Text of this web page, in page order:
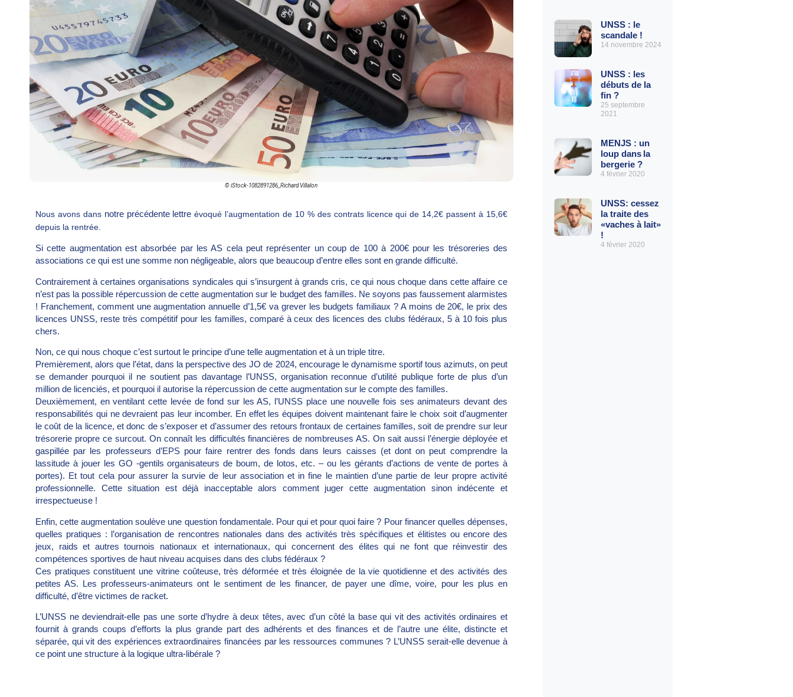
© iStock-1082891286_Richard Villalon
Nous avons dans notre précédente lettre évoqué l’augmentation de 10 % des contrats licence qui de 14,2€ passent à 15,6€
depuis la rentrée.
Si cette augmentation est absorbée par les AS cela peut représenter un coup de 100 à 200€ pour les trésoreries des
associations ce qui est une somme non négligeable, alors que beaucoup d’entre elles sont en grande difficulté.
Contrairement à certaines organisations syndicales qui s’insurgent à grands cris, ce qui nous choque dans cette affaire ce
n’est pas la possible répercussion de cette augmentation sur le budget des familles. Ne soyons pas faussement alarmistes
! Franchement, comment une augmentation annuelle d’1,5€ va grever les budgets familiaux ? A moins de 20€, le prix des
licences UNSS, reste très compétitif pour les familles, comparé à ceux des licences des clubs fédéraux, 5 à 10 fois plus
chers.
Non, ce qui nous choque c’est surtout le principe d’une telle augmentation et à un triple titre.
Premièrement, alors que l’état, dans la perspective des JO de 2024, encourage le dynamisme sportif tous azimuts, on peut
se demander pourquoi il ne soutient pas davantage l’UNSS, organisation reconnue d’utilité publique forte de plus d’un
million de licenciés, et pourquoi il autorise la répercussion de cette augmentation sur le compte des familles.
Deuxièmement, en ventilant cette levée de fond sur les AS, l’UNSS place une nouvelle fois ses animateurs devant des
responsabilités qui ne devraient pas leur incomber. En effet les équipes doivent maintenant faire le choix soit d’augmenter
le coût de la licence, et donc de s’exposer et d’assumer des retours frontaux de certaines familles, soit de prendre sur leur
trésorerie propre ce surcout. On connaît les difficultés financières de nombreuses AS. On sait aussi l’énergie déployée et
gaspillée par les professeurs d’EPS pour faire rentrer des fonds dans leurs caisses (et dont on peut comprendre la
lassitude à jouer les GO -gentils organisateurs de boum, de lotos, etc. – ou les gérants d’actions de vente de portes à
portes). Et tout cela pour assurer la survie de leur association et in fine le maintien d’une partie de leur propre activité
professionnelle. Cette situation est déjà inacceptable alors comment juger cette augmentation sinon indécente et
irrespectueuse !
Enfin, cette augmentation soulève une question fondamentale. Pour qui et pour quoi faire ? Pour financer quelles dépenses,
quelles pratiques : l’organisation de rencontres nationales dans des activités très spécifiques et élitistes ou encore des
jeux, raids et autres tournois nationaux et internationaux, qui concernent des élites qui ne font que réinvestir des
compétences sportives de haut niveau acquises dans des clubs fédéraux ?
Ces pratiques constituent une vitrine coûteuse, très déformée et très éloignée de la vie quotidienne et des activités des
petites AS. Les professeurs-animateurs ont le sentiment de les financer, de payer une dîme, voire, pour les plus en
difficulté, d’être victimes de racket.
L’UNSS ne deviendrait-elle pas une sorte d’hydre à deux têtes, avec d’un côté la base qui vit des activités ordinaires et
fournit à grands coups d’efforts la plus grande part des adhérents et des finances et de l’autre une élite, distincte et
séparée, qui vit des expériences extraordinaires financées par les ressources communes ? L’UNSS serait-elle devenue à
ce point une structure à la logique ultra-libérale ?
UNSS : le
scandale !
14 novembre 2024
UNSS : les
débuts de la
fin ?
25 septembre
2021
MENJS : un
loup dans la
bergerie ?
4 février 2020
UNSS: cessez
la traite des
«vaches à lait»
!
4 février 2020